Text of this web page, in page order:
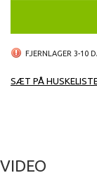
FJERNLAGER 3-10
SÆT PÅ
VIDEO